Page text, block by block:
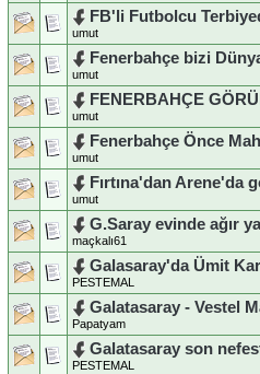
FB'li Futbolcu
umut
Fenerbahçe bizi
umut
FENERBAHÇE
umut
Fenerbahçe Önce
umut
Fırtına'dan Arene'da
umut
G.Saray evinde ağır
maçkalı61
Galasaray'da Ümit
PESTEMAL
Galatasaray - Vestel
Papatyam
Galatasaray son
PESTEMAL